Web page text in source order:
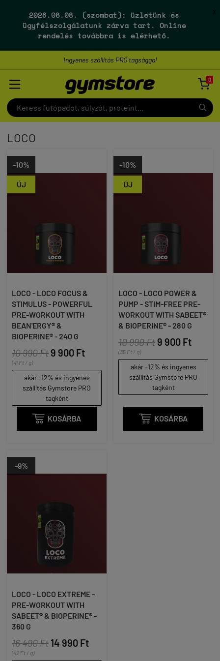
2026.08.08. (szombat):
üzletünk és
ügyfélszolgálatunk zárva tart. Online
rendelés továbbra is elérhető.
X
Ingyenes szállítás PRO tagsággal
0

LOCO
ÚJ
-10%
LOCO - LOCO FOCUS &
STIMULUS - POWERFUL
PRE-WORKOUT WITH
BEAN'ERGY® &
BIOPERINE® - 240 G
10 990 Ft9 900 Ft
(41 Ft / g)
akár -12% és ingyenes
szállítás Gymstore PRO
tagként
 KOSÁRBA
ÚJ
-10%
LOCO - LOCO POWER &
PUMP - STIM-FREE PRE-
WORKOUT WITH SABEET®
& BIOPERINE® - 280 G
10 990 Ft9 900 Ft
(35 Ft / g)
akár -12% és ingyenes
szállítás Gymstore PRO
tagként
 KOSÁRBA
-9%
LOCO - LOCO EXTREME -
PRE-WORKOUT WITH
SABEET® & BIOPERINE® -
360 G
16 490 Ft 14 990 Ft
(42 Ft / g)